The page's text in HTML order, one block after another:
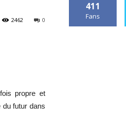
0
2462
propre et
du futur dans
411
Fans